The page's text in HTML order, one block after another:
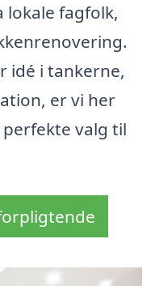
fagfolk,
idé i tankerne,
er vi her
valg til